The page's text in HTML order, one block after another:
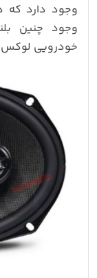
وجود دارد که
وجود چنین
خودرویی لوکس